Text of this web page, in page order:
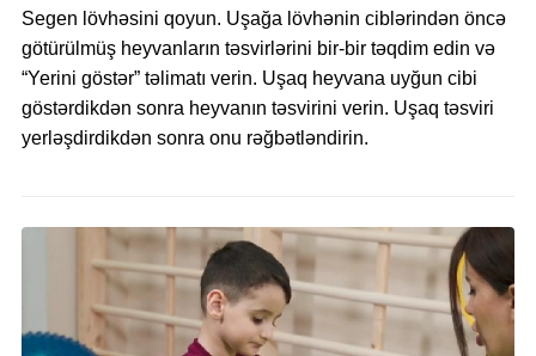
Segen lövhəsini qoyun. Uşağa lövhənin ciblərindən öncə
götürülmüş heyvanların təsvirlərini bir-bir təqdim edin və
“Yerini göstər” təlimatı verin. Uşaq heyvana uyğun cibi
göstərdikdən sonra heyvanın təsvirini verin. Uşaq təsviri
yerləşdirdikdən sonra onu rəğbətləndirin.